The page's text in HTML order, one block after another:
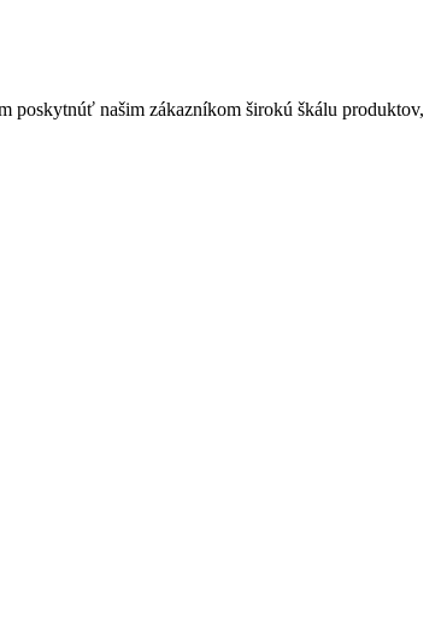
poskytnúť našim zákazníkom širokú škálu produktov,